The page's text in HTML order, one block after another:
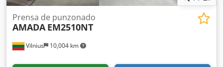
Vilnius 10,004 km
Prensa de punzonado
AMADA EM2510NT